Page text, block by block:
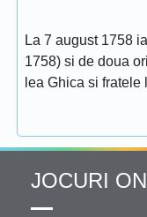
La 7 august 1758
1758) si de doua
lea Ghica si fratele
JOCURI